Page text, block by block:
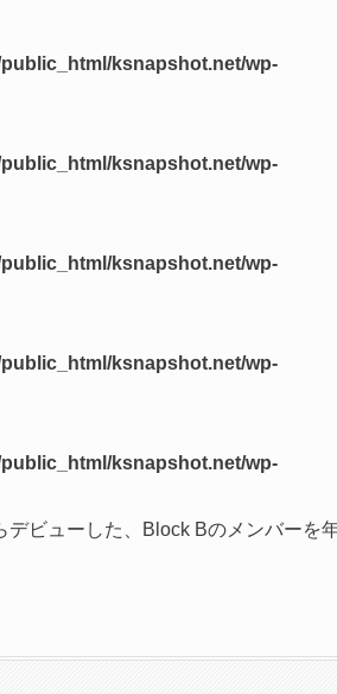
ksnapshot.net/wp-
ksnapshot.net/wp-
ksnapshot.net/wp-
ksnapshot.net/wp-
ksnapshot.net/wp-
ビューした、Block Bのメンバーを